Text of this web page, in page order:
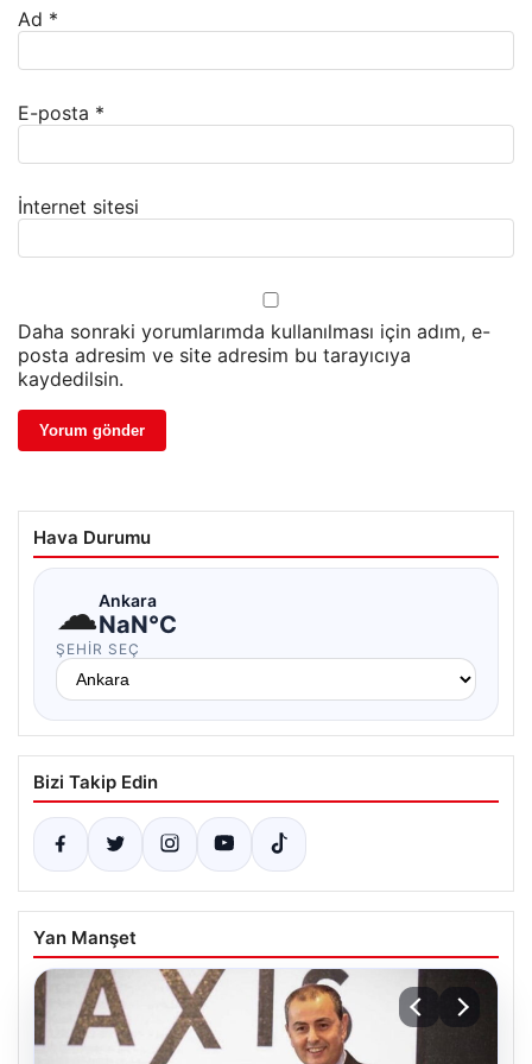
Ad *
E-posta *
İnternet sitesi
Daha sonraki yorumlarımda kullanılması için adım, e-
posta adresim ve site adresim bu tarayıcıya
kaydedilsin.
Hava Durumu
☁Ankara
NaN°C
ŞEHIR SEÇ
Bizi Takip Edin
Yan Manşet